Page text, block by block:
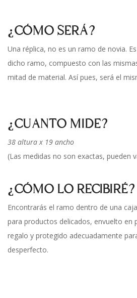
¿CÓMO SERÁ?
Una réplica, no es un ramo de novia.
dicho ramo, compuesto con las
mitad de material. Así pues, será el
¿CUANTO MIDE?
38 altura x 19 ancho
(Las medidas no son exactas, pueden
¿CÓMO LO RECIBIRÉ?
Encontrarás el ramo dentro de una
para productos delicados, envuelto en
regalo y protegido adecuadamente
desperfecto.